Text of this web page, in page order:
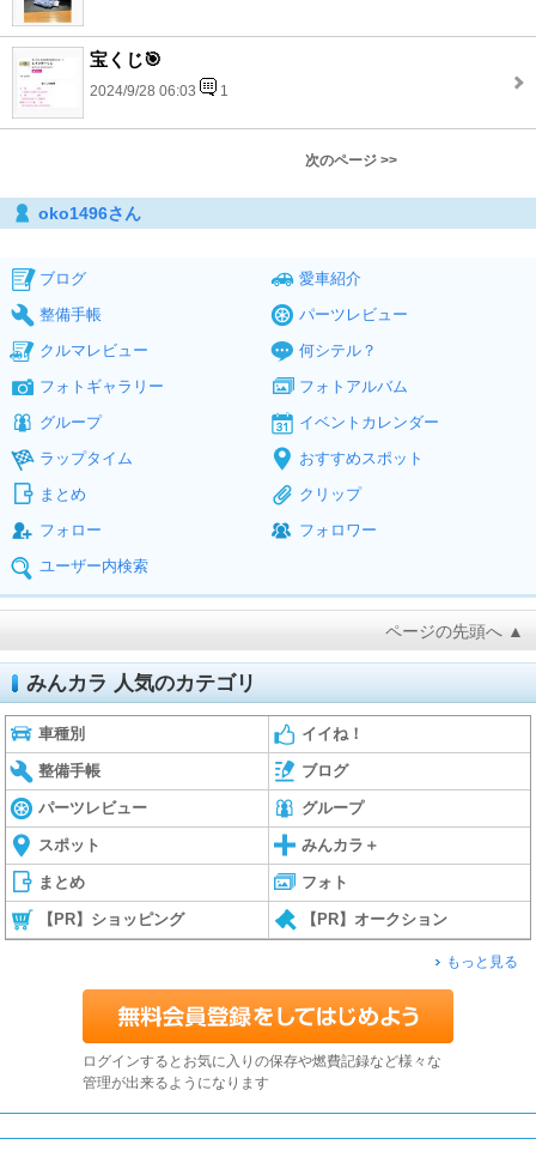
宝くじ🎯
2024/9/28 06:03 1
次のページ >>
oko1496さん
ブログ
愛車紹介
整備手帳
パーツレビュー
クルマレビュー
何シテル？
フォトギャラリー
フォトアルバム
グループ
イベントカレンダー
ラップタイム
おすすめスポット
まとめ
クリップ
フォロー
フォロワー
ユーザー内検索
ページの先頭へ ▲
みんカラ 人気のカテゴリ
車種別 イイね！
整備手帳 ブログ
パーツレビュー グループ
スポット みんカラ＋
まとめ フォト
【PR】ショッピング 【PR】オークション
もっと見る
ログインするとお気に入りの保存や燃費記録など様々な
管理が出来るようになります